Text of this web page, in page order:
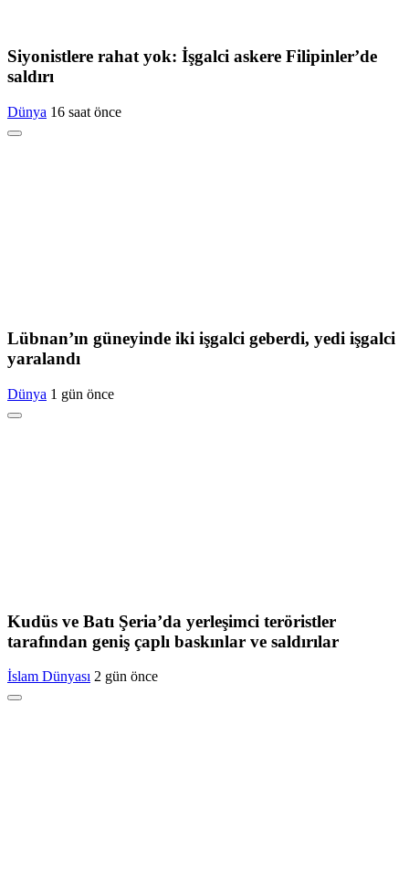
Siyonistlere rahat yok: İşgalci askere Filipinler’de
saldırı
Dünya 16 saat önce
Lübnan’ın güneyinde iki işgalci geberdi, yedi işgalci
yaralandı
Dünya 1 gün önce
Kudüs ve Batı Şeria’da yerleşimci teröristler
tarafından geniş çaplı baskınlar ve saldırılar
İslam Dünyası 2 gün önce